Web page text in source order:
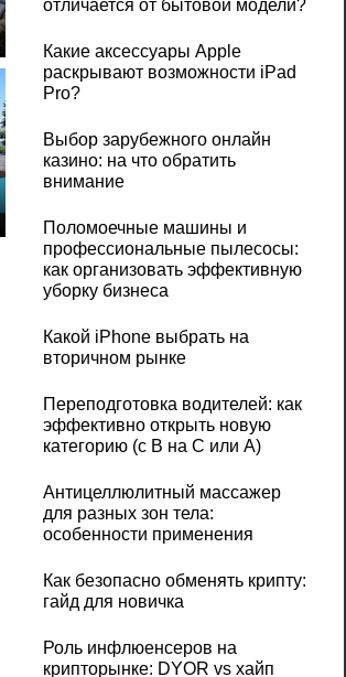
отличается от бытовой модели?
Какие аксессуары Apple
раскрывают возможности iPad
Pro?
Выбор зарубежного онлайн
казино: на что обратить
внимание
Поломоечные машины и
профессиональные пылесосы:
как организовать эффективную
уборку бизнеса
Какой iPhone выбрать на
вторичном рынке
Переподготовка водителей: как
эффективно открыть новую
категорию (с B на C или А)
Антицеллюлитный массажер
для разных зон тела:
особенности применения
Как безопасно обменять крипту:
гайд для новичка
Роль инфлюенсеров на
крипторынке: DYOR vs хайп